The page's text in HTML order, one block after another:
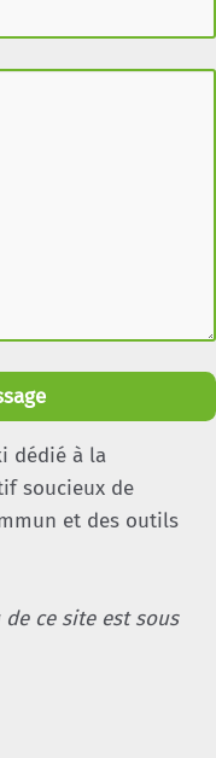
dédié à la
soucieux de
et des outils
ce site est sous